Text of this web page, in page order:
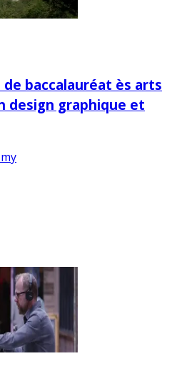
baccalauréat ès arts
design graphique et